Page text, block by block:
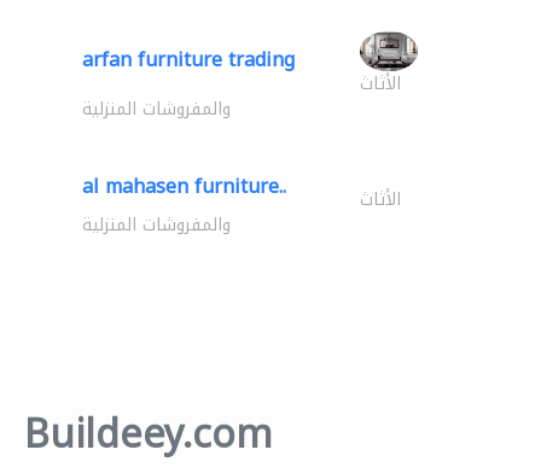
arfan furniture trading
الأثاث
والمفروشات المنزلية
al mahasen furniture.. الأثاث
والمفروشات المنزلية
Buildeey.com